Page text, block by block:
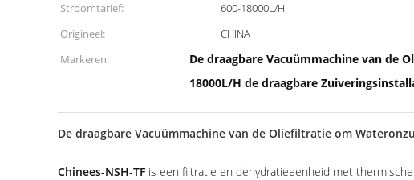
Stroomtarief:
600-18000L/H
Origineel:
CHINA
Markeren:
De draagbare Vacuümmachine van de
18000L/H de draagbare
De draagbare Vacuümmachine van de Oliefiltratie om
Chinees-NSH-TF is een filtratie en dehydratieeenheid met